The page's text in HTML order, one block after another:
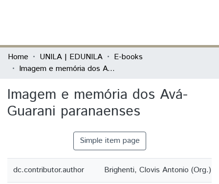
Communities & Collections
All of DSpace
Statistics
Home UNILA | EDUNILA
E-books
Imagem e memória dos Avá-Guarani paranaenses
Imagem e memória dos Avá-
Guarani paranaenses
Simple item page
dc.contributor.author Brighenti, Clovis Antonio (Org.)